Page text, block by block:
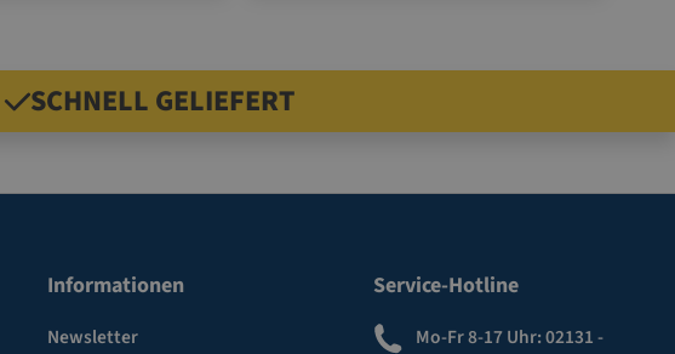
SCHNELL GELIEFERT
Informationen
Newsletter
Service-Hotline
Mo-Fr 8-17 Uhr:02131 -